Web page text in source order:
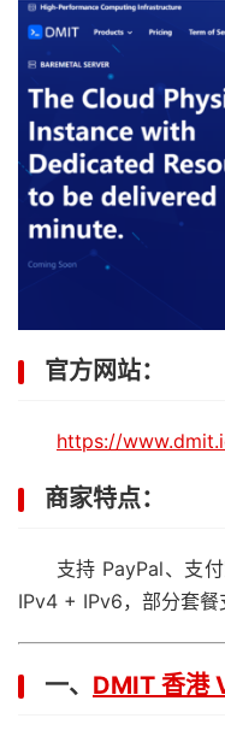
官方网站：
https://
商家特点：
支持 PayPal、支
IPv4 + IPv6，部分套餐
一、 DMIT 香港